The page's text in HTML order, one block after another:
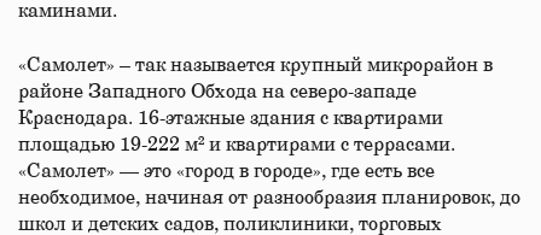
каминами.
«Самолет» – так называется крупный микрорайон в
районе Западного Обхода на северо-западе
Краснодара. 16-этажные здания с квартирами
площадью 19-222 м² и квартирами с террасами.
«Самолет» — это «город в городе», где есть все
необходимое, начиная от разнообразия планировок, до
школ и детских садов, поликлиники, торговых